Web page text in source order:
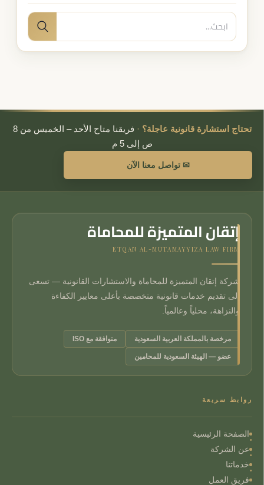
البحث
عن:
بحث
تحتاج استشارة قانونية عاجلة؟ ·
فريقنا متاح الأحد – الخميس من 8
ص إلى 5 م
✉ تواصل معنا الآن
إتقان المتميزة للمحاماة
ETQAN AL-MUTAMAYYIZA LAW FIRM
شركة إتقان المتميزة للمحاماة والاستشارات القانونية — تسعى
إلى تقديم خدمات قانونية متخصصة بأعلى معايير الكفاءة
والنزاهة، محلياً وعالمياً.
مرخصة بالمملكة العربية السعودية متوافقة مع ISO
عضو — الهيئة السعودية للمحامين
روابط سريعة
الصفحة الرئيسية
عن الشركة
خدماتنا
فريق العمل